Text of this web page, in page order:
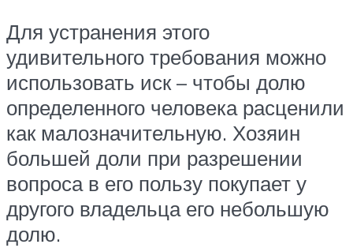
Для устранения этого
удивительного требования можно
использовать иск – чтобы долю
определенного человека расценили
как малозначительную. Хозяин
большей доли при разрешении
вопроса в его пользу покупает у
другого владельца его небольшую
долю.